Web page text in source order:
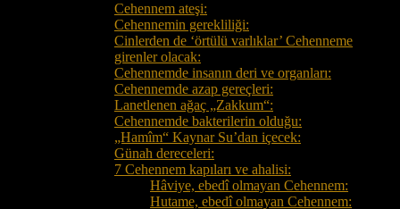
Cehennem ateşi:
Cehennemin gerekliliği:
Cinlerden de ‘örtülü varlıklar’ Cehenneme
girenler olacak:
Cehennemde insanın deri ve organları:
Cehennemde azap gereçleri:
Lanetlenen ağaç „Zakkum“:
Cehennemde bakterilerin olduğu:
„Hamîm“ Kaynar Su’dan içecek:
Günah dereceleri:
7 Cehennem kapıları ve ahalisi:
Hâviye, ebedî olmayan Cehennem:
Hutame, ebedî olmayan Cehennem: